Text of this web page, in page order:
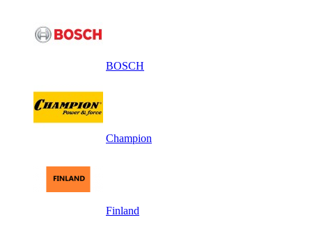
BOSCH
Champion
Finland